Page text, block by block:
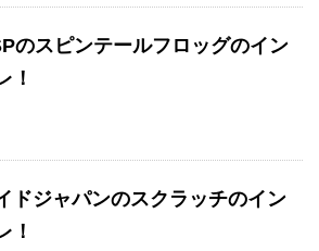
のスピンテールフロッグのイン
！
ドジャパンのスクラッチのイン
！